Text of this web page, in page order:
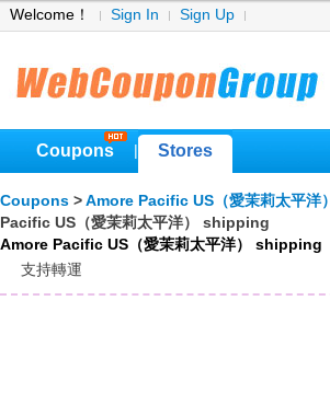
Welcome！ Sign In Sign Up
Coupons Stores
Coupons > Amore Pacific US（愛茉莉太平洋）
Pacific US（愛茉莉太平洋） shipping
Amore Pacific US（愛茉莉太平洋） shipping
支持轉運